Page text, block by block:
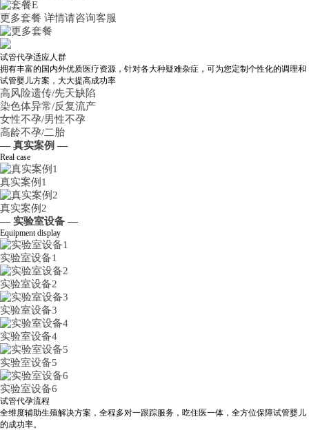
更多套餐 详情请咨询客服
试管代孕适应人群
拥有丰富的国内外优质医疗资源，针对各大种疑难杂症，可为您定制个性化的调理和
试管婴儿方案，大大提高成功率
高风险遗传/先天缺陷
染色体异常/反复流产
女性不孕/男性不孕
高龄不孕/二胎
— 真实案例 —
Real case
真实案例1
真实案例2
— 实验室设备 —
Equipment display
实验室设备1
实验室设备2
实验室设备3
实验室设备4
实验室设备5
实验室设备6
试管代孕流程
全维度辅助生殖解决方案，全程多对一跟踪服务，吃住医一体，全方位保障试管婴儿
的成功率。